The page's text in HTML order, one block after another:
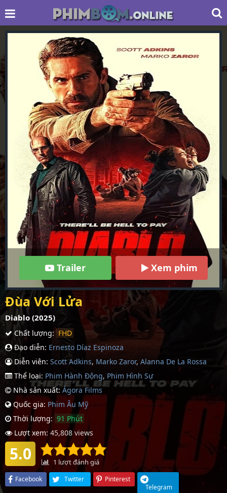
Trailer Xem phim
Đùa Với Lửa
Diablo (2025)
Chất lượng: FHD
Đạo diễn: Ernesto Díaz Espinoza
Diễn viên: Scott Adkins, Marko Zaror, Alanna De La Rossa
Thể loại: Phim Hành Động, Phim Hình Sự
Nhà sản xuất: Ágora Films
Quốc gia: Phim Âu Mỹ
Thời lượng: 91 Phút
Lượt xem: 45,808 views
5.0 1 lượt đánh giá
Facebook Twitter
Pinterest
Telegram